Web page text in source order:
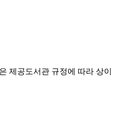
제공도서관 규정에 따라 상이